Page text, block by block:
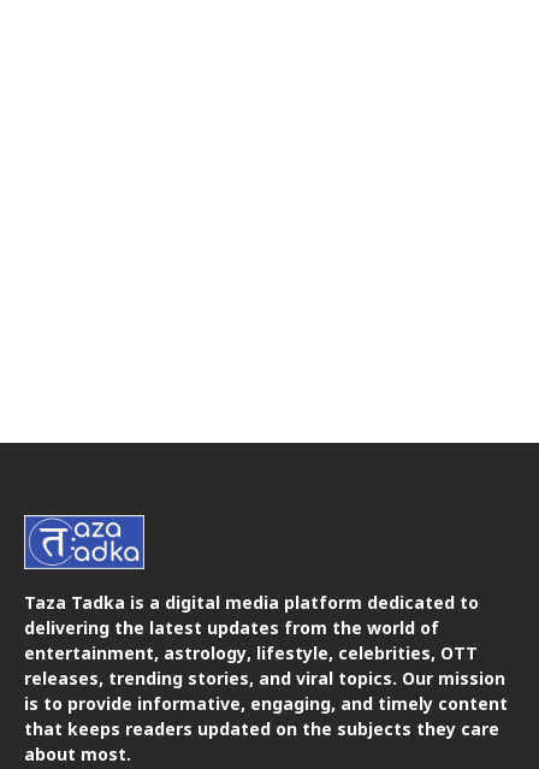
Taza Tadka is a digital media platform dedicated to
delivering the latest updates from the world of
entertainment, astrology, lifestyle, celebrities, OTT
releases, trending stories, and viral topics. Our mission
is to provide informative, engaging, and timely content
that keeps readers updated on the subjects they care
about most.